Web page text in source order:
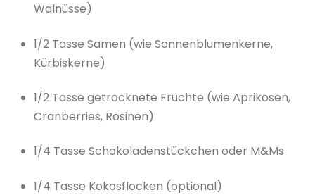
Walnüsse)
1/2 Tasse Samen (wie Sonnenblumenkerne,
Kürbiskerne)
1/2 Tasse getrocknete Früchte (wie Aprikosen,
Cranberries, Rosinen)
1/4 Tasse Schokoladenstückchen oder M&Ms
1/4 Tasse Kokosflocken (optional)